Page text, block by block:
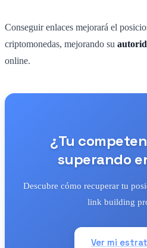
Conseguir enlaces mejorará el
criptomonedas, mejorando su
online.
¿Tu
superando
Descubre cómo recuperar tu
link building
Ver mi